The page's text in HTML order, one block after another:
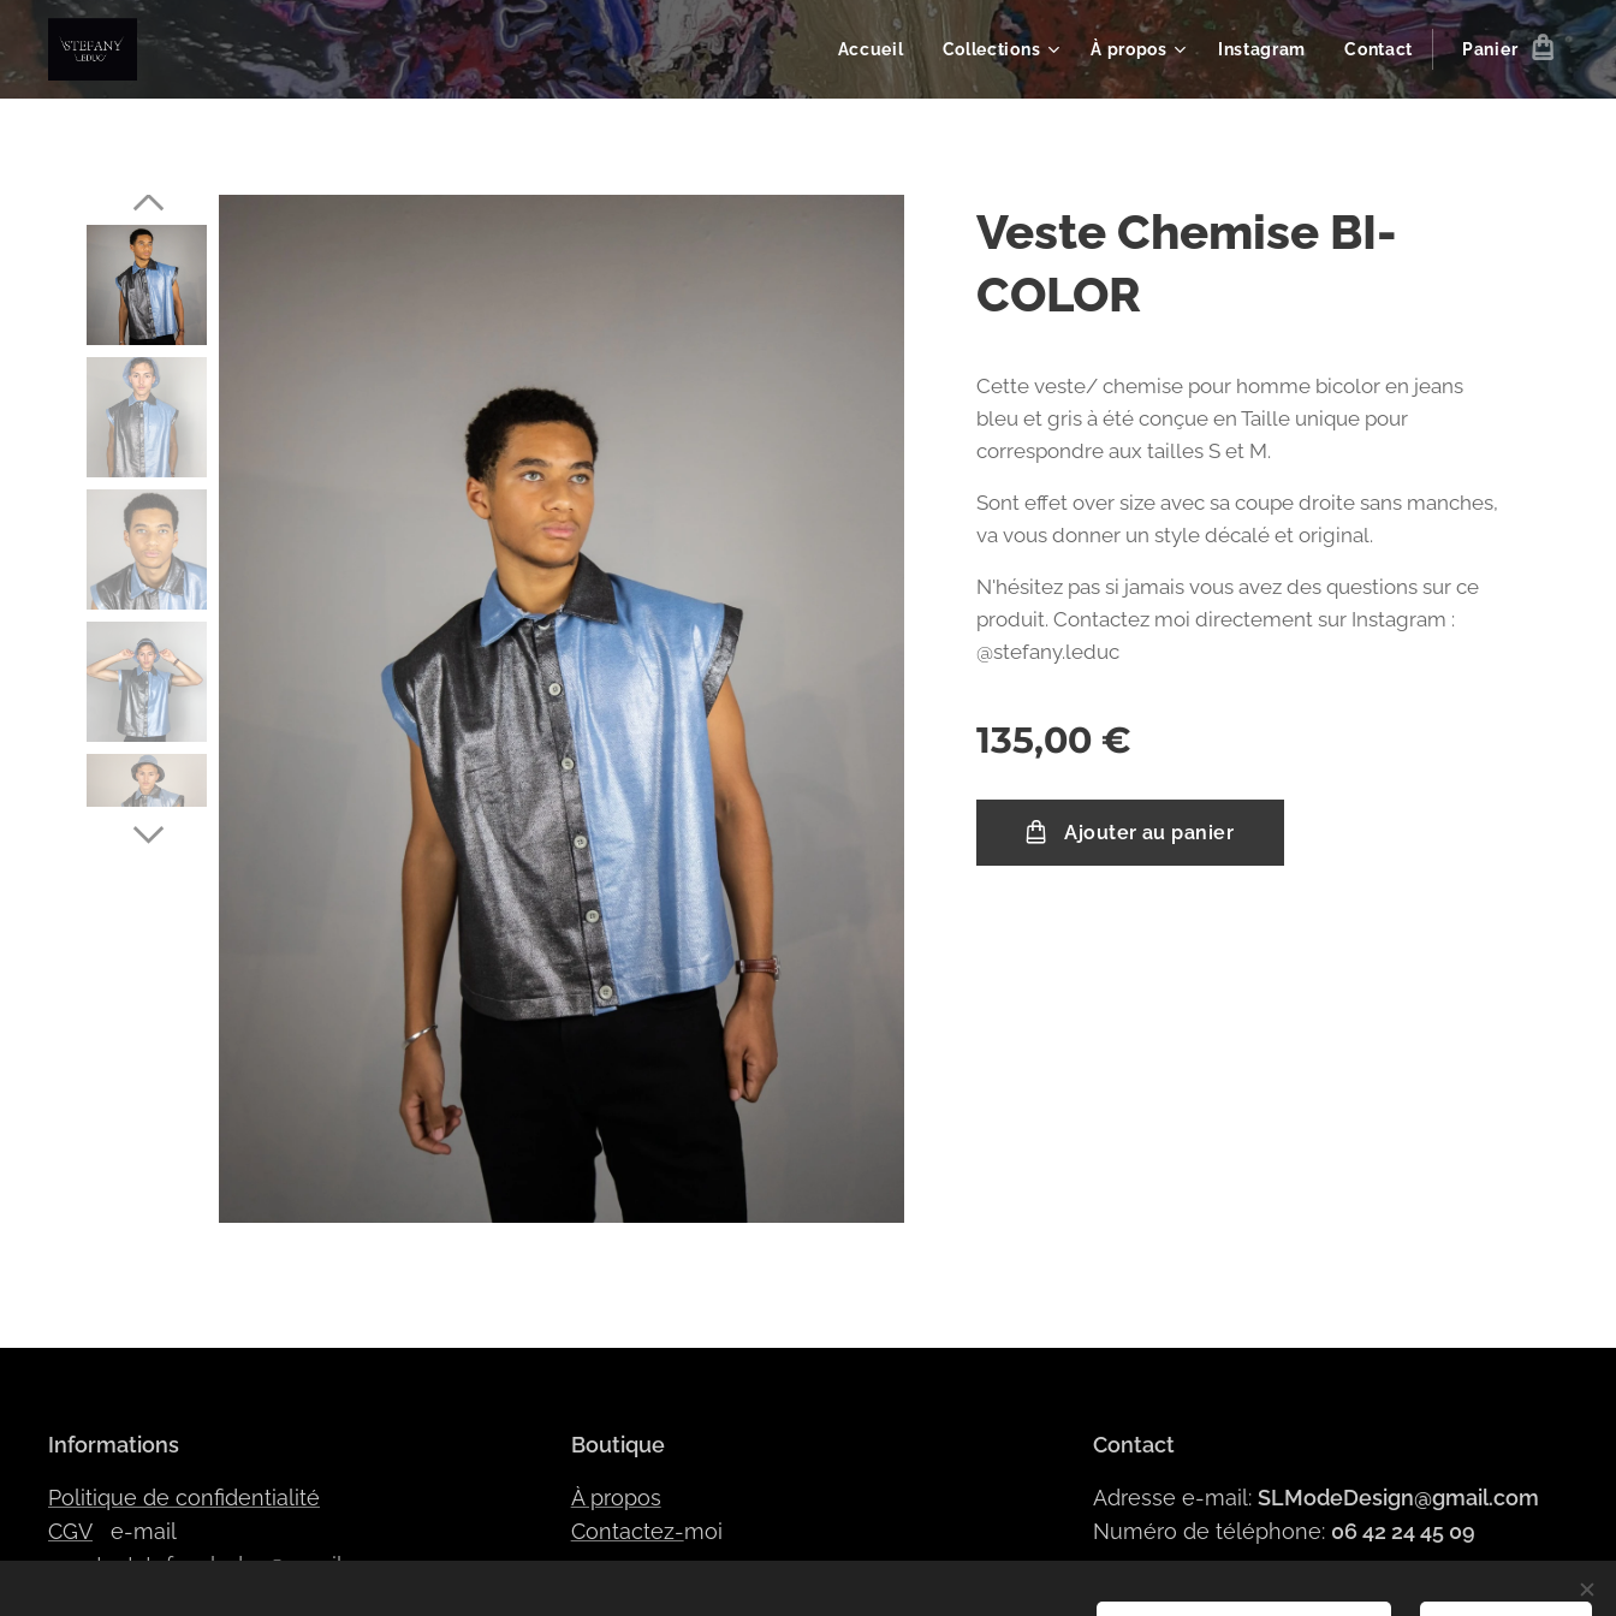
Accueil Collections À propos Instagram Contact Panier
Veste Chemise BI-
COLOR
Cette veste/ chemise pour homme bicolor en jeans
bleu et gris à été conçue en Taille unique pour
correspondre aux tailles S et M.
Sont effet over size avec sa coupe droite sans manches,
va vous donner un style décalé et original.
N'hésitez pas si jamais vous avez des questions sur ce
produit. Contactez moi directement sur Instagram :
@stefany.leduc
135,00 €
Ajouter au panier
Informations
Politique de confidentialité
CGV e-mail
:contactstefanyleduc@gmail.com
Boutique
À propos
Contactez-moi
Contact
Adresse e-mail:SLModeDesign@gmail.com
Numéro de téléphone: 06 42 24 45 09